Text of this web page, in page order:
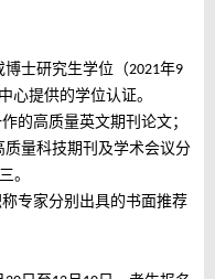
士研究生学位（2021年9
心提供的学位认证。
的高质量英文期刊论文；
量科技期刊及学术会议分
。
专家分别出具的书面推荐